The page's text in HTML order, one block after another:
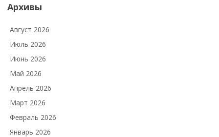
Архивы
Август 2026
Июль 2026
Июнь 2026
Май 2026
Апрель 2026
Март 2026
Февраль 2026
Январь 2026